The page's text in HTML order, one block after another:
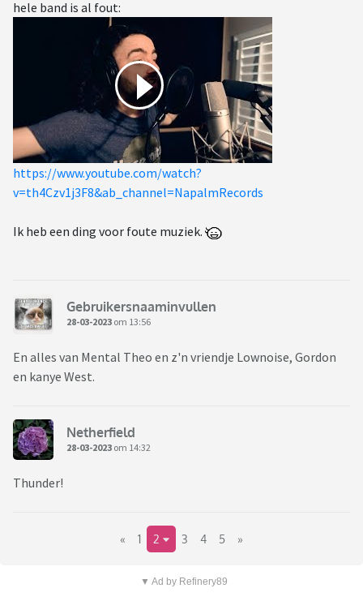
hele band is al fout:
https://www.youtube.com/watch?
v=th4Czv1j3F8&ab_channel=NapalmRecords
Ik heb een ding voor foute muziek.
Gebruikersnaaminvullen
28-03-2023 om 13:56
En alles van Mental Theo en z'n vriendje Lownoise, Gordon
en kanye West.
Netherfield
28-03-2023 om 14:32
Thunder!
« 1 2 3 4 5 »
▼ Ad by Refinery89